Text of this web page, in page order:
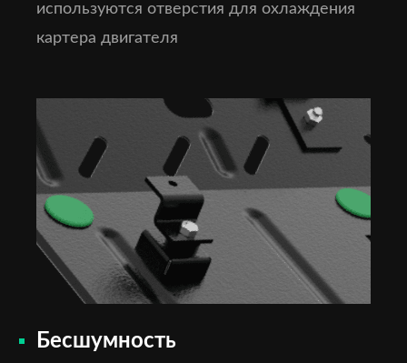
используются отверстия для охлаждения
картера двигателя
Бесшумность